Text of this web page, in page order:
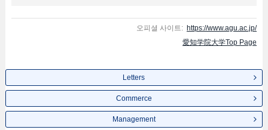
오피셜 사이트: https://www.agu.ac.jp/
愛知学院大学Top Page
Letters
Commerce
Management